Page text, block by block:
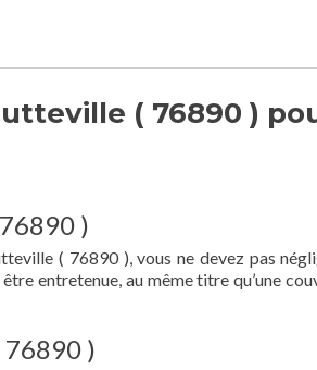
( 76890 )
)
( 76890 ), vous ne devez pas
entretenue, au même titre qu’une
)